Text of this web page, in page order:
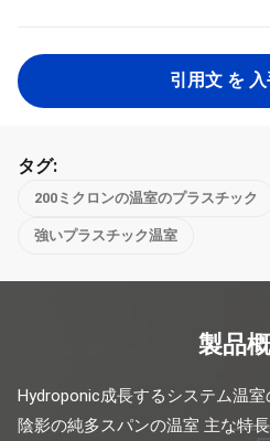
引用文 を
タグ:
200ミクロンの温室のプラスチック
強いプラスチック温室
製品
Hydroponic成長するシステム温
陰影の純多スパンの温室 主な特